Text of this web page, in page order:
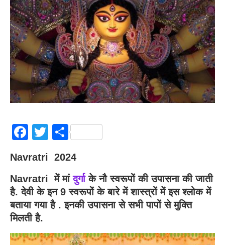
Facebook
Twitter
Share
Navratri 2024
Navratri में मांदुर्गाके नौ स्वरूपों की उपासना की जाती
है. देवी के इन 9 स्वरूपों के बारे में शास्त्रों में इस श्लोक में
बताया गया है . इनकी उपासना से सभी पापों से मुक्ति
मिलती है.